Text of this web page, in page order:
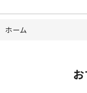
ホーム